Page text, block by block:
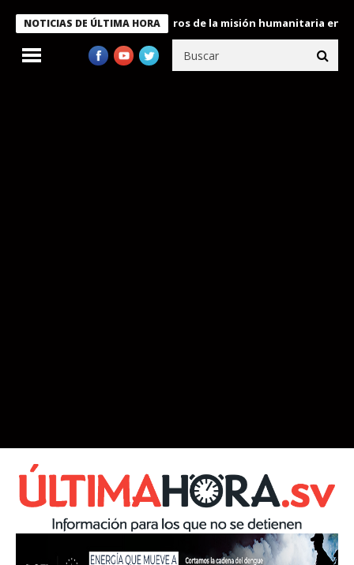
NOTICIAS DE ÚLTIMA HORA
Bukele condecora a miembros de la misión humanitaria enviada